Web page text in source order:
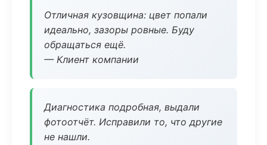
Отличная кузовщина: цвет попали
идеально, зазоры ровные. Буду
обращаться ещё.
— Клиент компании
Диагностика подробная, выдали
фотоотчёт. Исправили то, что другие
не нашли.